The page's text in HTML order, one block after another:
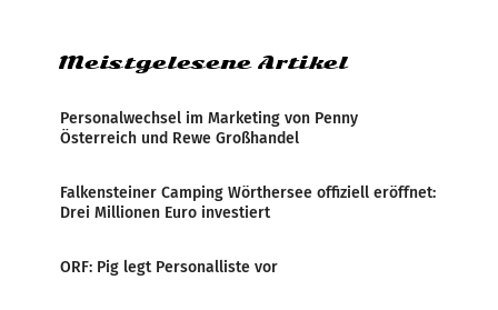
Meistgelesene Artikel
Personalwechsel im Marketing von Penny
Österreich und Rewe Großhandel
Falkensteiner Camping Wörthersee offiziell eröffnet:
Drei Millionen Euro investiert
ORF: Pig legt Personalliste vor